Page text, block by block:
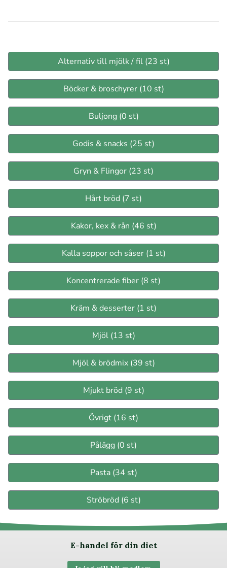
Alternativ till mjölk / fil (23 st)
Böcker & broschyrer (10 st)
Buljong (0 st)
Godis & snacks (25 st)
Gryn & Flingor (23 st)
Hårt bröd (7 st)
Kakor, kex & rån (46 st)
Kalla soppor och såser (1 st)
Koncentrerade fiber (8 st)
Kräm & desserter (1 st)
Mjöl (13 st)
Mjöl & brödmix (39 st)
Mjukt bröd (9 st)
Övrigt (16 st)
Pålägg (0 st)
Pasta (34 st)
Ströbröd (6 st)
E-handel för din diet